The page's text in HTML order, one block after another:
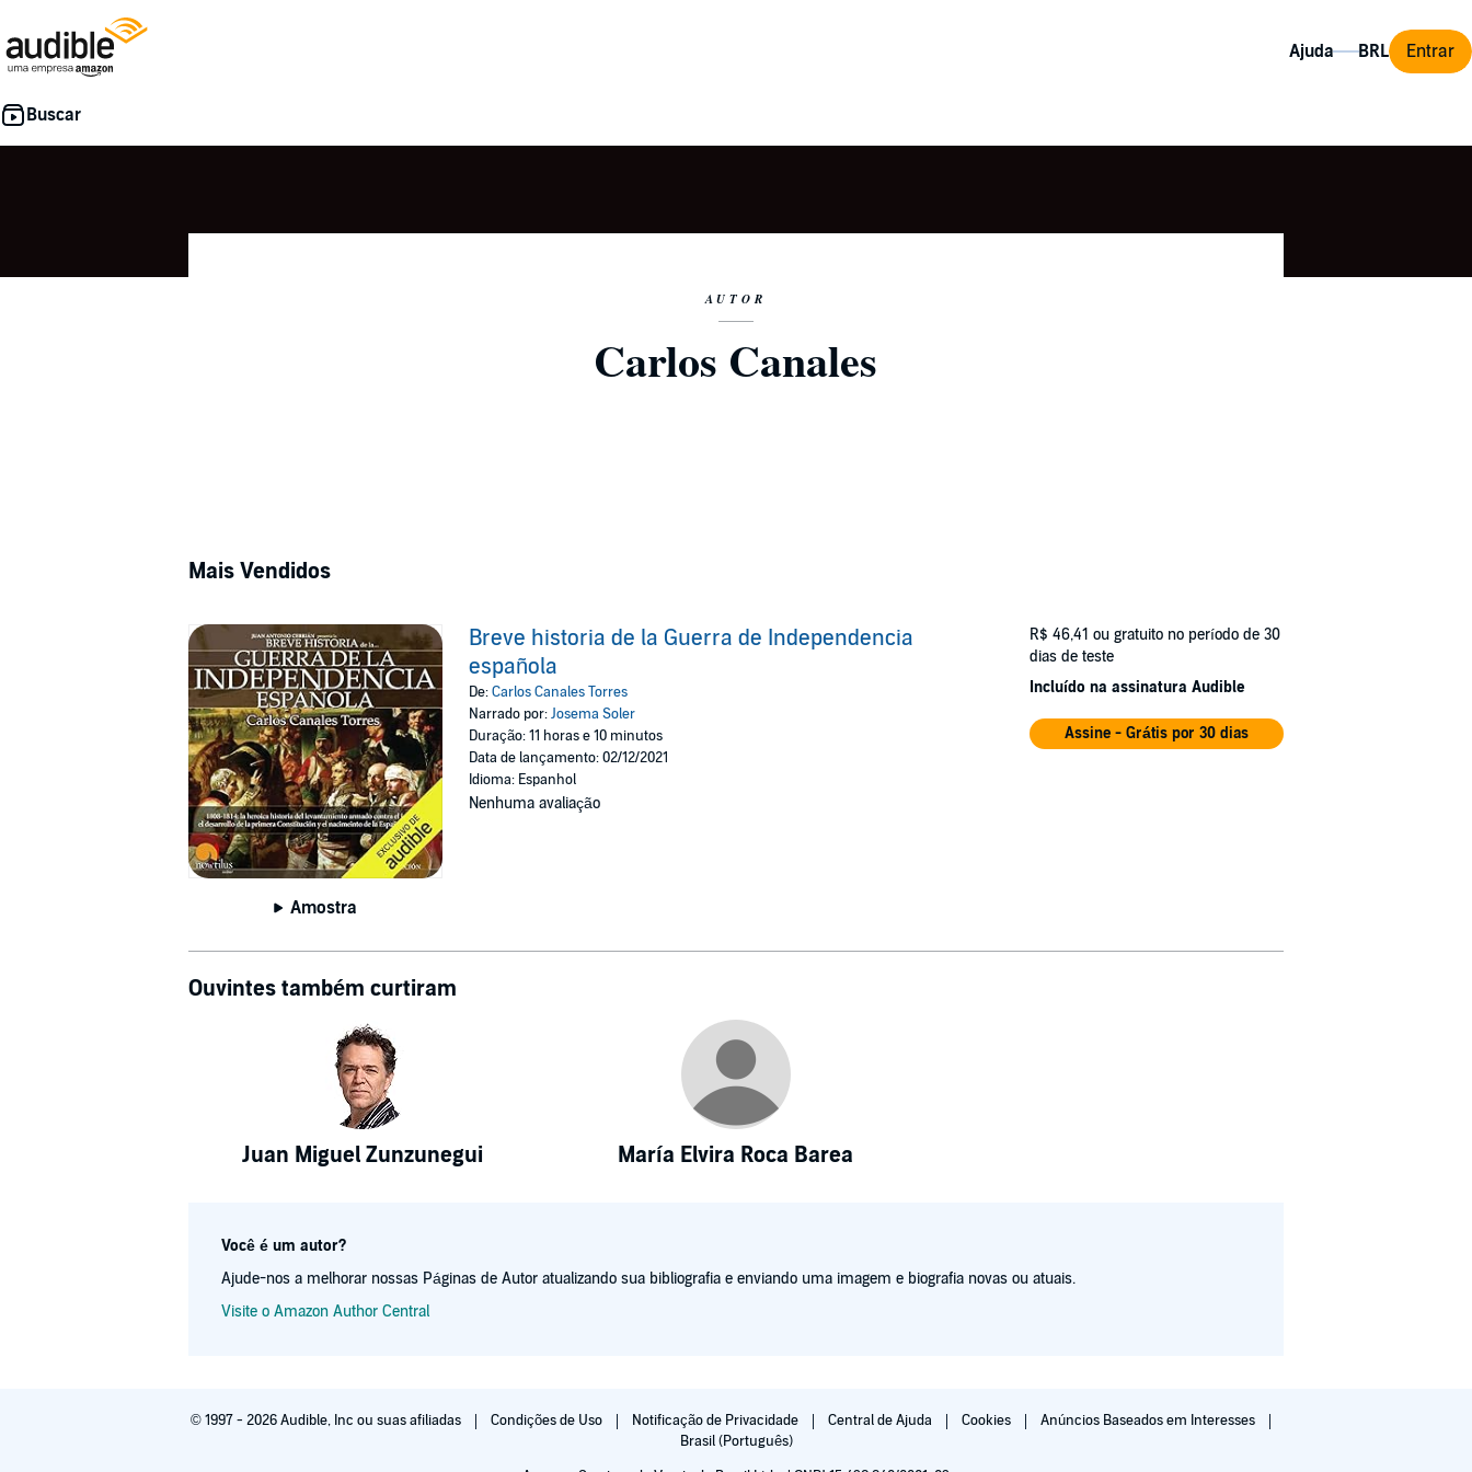
Ajuda Entrar
AUTOR
Carlos Canales
Mais Vendidos
Amostra
Breve historia de la Guerra de Independencia
española
De:Carlos Canales Torres
Narrado por:Josema Soler
Duração: 11 horas e 10 minutos
Data de lançamento: 02/12/2021
Idioma: Espanhol
Nenhuma avaliação
R$ 46,41 ou gratuito no período de 30
dias de teste
Incluído na assinatura Audible
Assine - Grátis por 30 dias
Ouvintes também curtiram
Juan Miguel Zunzunegui María Elvira Roca Barea
Você é um autor?
Ajude-nos a melhorar nossas Páginas de Autor atualizando sua bibliografia e enviando uma imagem e biografia novas ou atuais.
Visite o Amazon Author Central
© 1997 - 2026 Audible, Inc ou suas afiliadas Condições de Uso Notificação de Privacidade Central de Ajuda Cookies
Anúncios Baseados em Interesses
Brasil (Português)